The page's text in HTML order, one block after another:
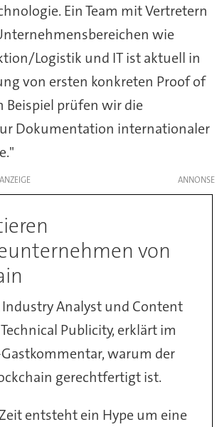
Ein Team mit Vertretern
wie
Logistik und IT ist aktuell in
von ersten konkreten Proof of
Beispiel prüfen wir die
Dokumentation internationaler
ANZEIGE
von
Industry Analyst und Content
Publicity, erklärt im
warum der
gerechtfertigt ist.
entsteht ein Hype um eine